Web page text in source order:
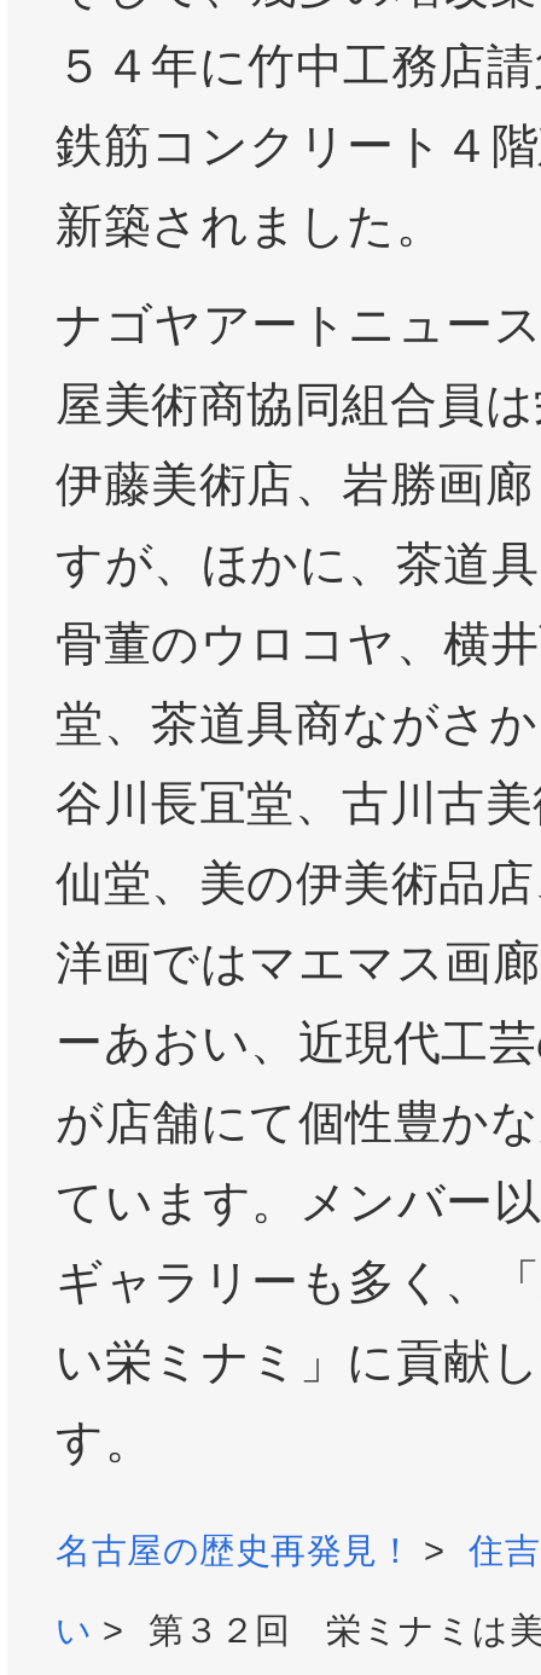
５４年に竹中工務店
鉄筋コンクリート４
新築されました。
ナゴヤアートニュー
屋美術商協同組合員
伊藤美術店、岩勝画
すが、ほかに、茶道
骨董のウロコヤ、横
堂、茶道具商ながさ
谷川長冝堂、古川古
仙堂、美の伊美術品
洋画ではマエマス画
ーあおい、近現代工
が店舗にて個性豊か
ています。メンバー
ギャラリーも多く、
い栄ミナミ」に貢献
す。
名古屋の歴史再発見！ >
住
い >
第３２回 栄ミナミは